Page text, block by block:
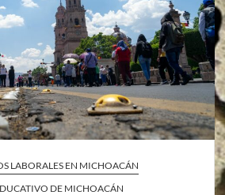
LABORALES EN MICHOACÁN
DE MICHOACÁN